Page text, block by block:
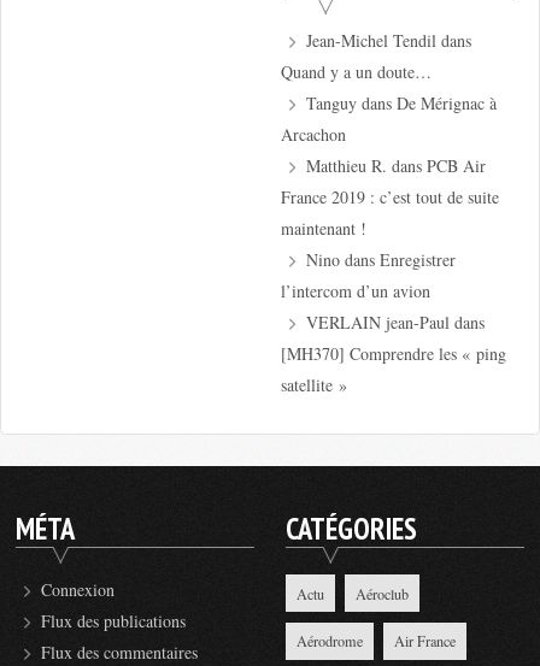
Jean-Michel Tendildans
Quand y a un doute…
Tanguydans De Mérignac à
Arcachon
Matthieu R. dans PCB Air
France 2019 : c’est tout de suite
maintenant !
Ninodans Enregistrer
l’intercom d’un avion
VERLAIN jean-Pauldans
[MH370] Comprendre les « ping
satellite »
MÉTA
Connexion
Flux des publications
Flux des commentaires
CATÉGORIES
Actu Aéroclub
Aérodrome Air France